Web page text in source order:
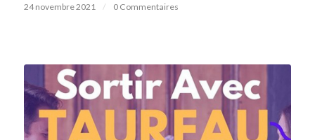
24 novembre 2021 / 0 Commentaires